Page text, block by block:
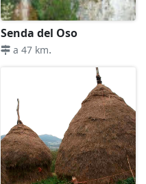
Senda del Oso
a 47 km.